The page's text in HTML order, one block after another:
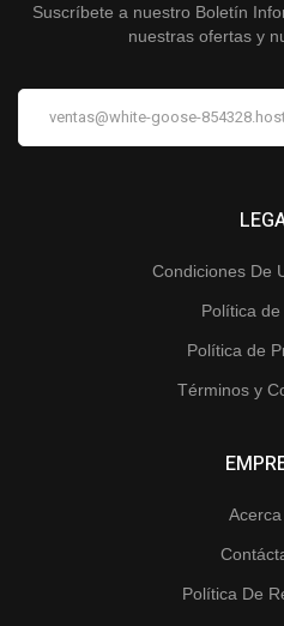
Condiciones De
Política
Política de
Términos y
Política De
Suscríbete a nuestro Boletín
nuestras ofertas y